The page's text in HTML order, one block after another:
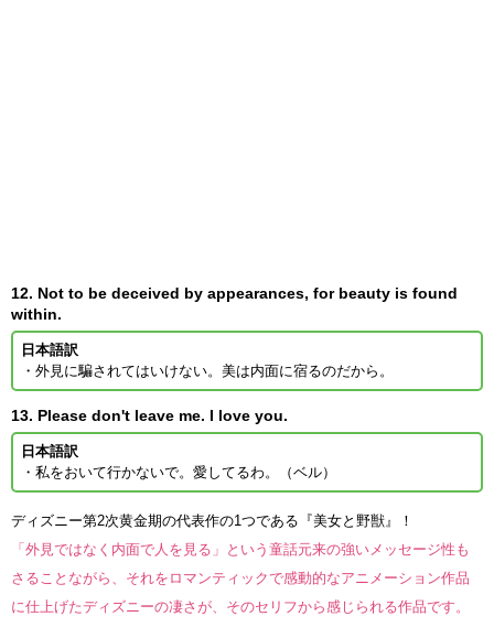
12. Not to be deceived by appearances, for beauty is found
within.
日本語訳
・外見に騙されてはいけない。美は内面に宿るのだから。
13. Please don't leave me. I love you.
日本語訳
・私をおいて行かないで。愛してるわ。（ベル）
ディズニー第2次黄金期の代表作の1つである『美女と野獣』！
「外見ではなく内面で人を見る」という童話元来の強いメッセージ性も
さることながら、それをロマンティックで感動的なアニメーション作品
に仕上げたディズニーの凄さが、そのセリフから感じられる作品です。